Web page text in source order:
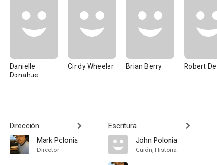
Danielle
Donahue
Cindy Wheeler Brian Berry Robert
Dirección
Mark Polonia
Director
Escritura
John Polonia
Guión, Historia